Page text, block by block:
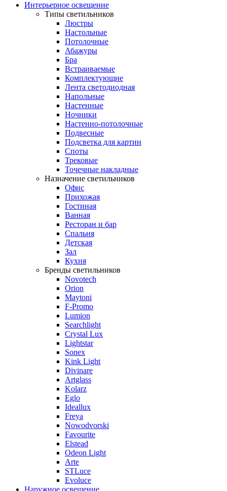
Интерьерное освещение
Типы светильников
Люстры
Настольные
Потолочные
Абажуры
Бра
Встраиваемые
Комплектующие
Лента светодиодная
Напольные
Настенные
Ночники
Настенно-потолочные
Подвесные
Подсветка для картин
Споты
Трековые
Точечные накладные
Назначение светильников
Офис
Прихожая
Гостиная
Ванная
Ресторан и бар
Спальня
Детская
Зал
Кухня
Бренды светильников
Novotech
Orion
Maytoni
F-Promo
Lumion
Searchlight
Crystal Lux
Lightstar
Sonex
Kink Light
Divinare
Artglass
Kolarz
Eglo
Ideallux
Freya
Nowodvorski
Favourite
Elstead
Odeon Light
Arte
STLuce
Evoluce
Наружное освещение